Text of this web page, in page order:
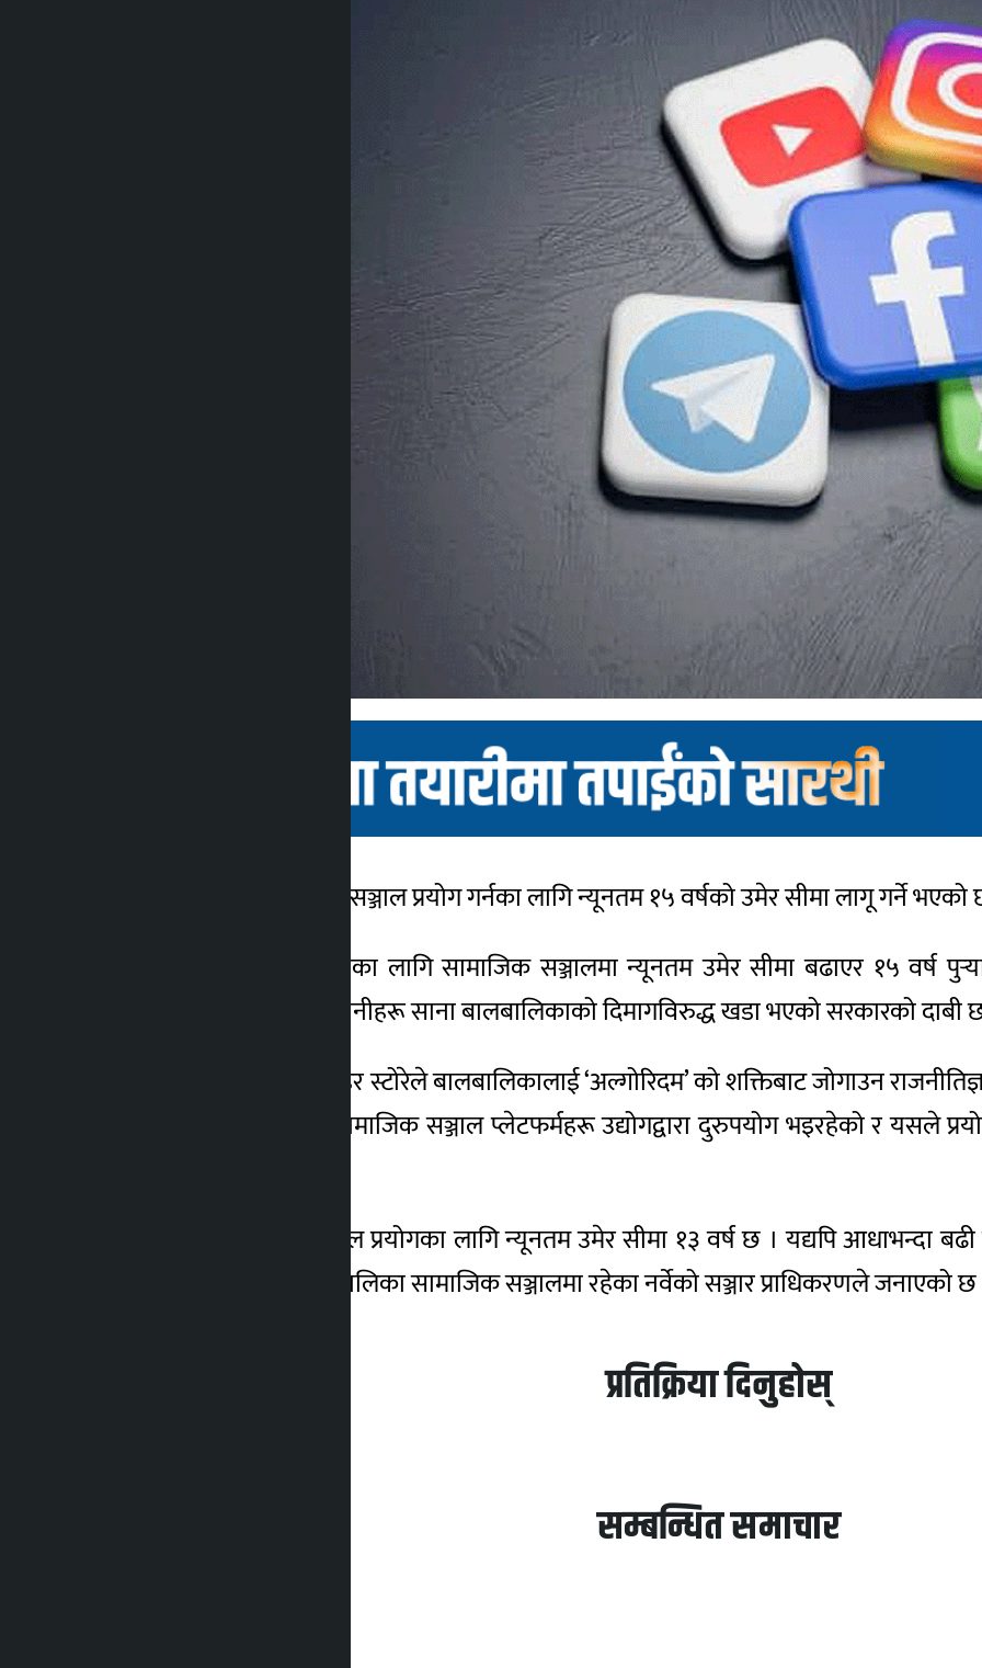
काठमाडौँ । नर्वेले सामाजिक सञ्जाल प्रयोग गर्नका लागि न्यूनतम १५ वर्षको उमेर सीमा लागू गर्ने
नर्वेले बालबालिकाको सुरक्षाका लागि सामाजिक सञ्जालमा न्यूनतम उमेर सीमा बढाएर १५ वर्ष
जनाएको छ । प्राविधिक कम्पनीहरू साना बालबालिकाको दिमागविरुद्ध खडा भएको सरकारको दाबी
नर्वेका प्रधानमन्त्री जोनास गहर स्टोरेले बालबालिकालाई ‘अल्गोरिदम’ को शक्तिबाट जोगाउन
छ । प्रधानमन्त्री जोनासले सामाजिक सञ्जाल प्लेटफर्महरू उद्योगद्वारा दुरुपयोग भइरहेको र यसले
नर्वेमा अहिले समाजिक सञ्जाल प्रयोगका लागि न्यूनतम उमेर सीमा १३ वर्ष छ । यद्यपि आधाभन्दा
७२ प्रतिशत ११ वर्षका बालबालिका सामाजिक सञ्जालमा रहेका नर्वेको सञ्जार प्राधिकरणले जनाएको
प्रतिक्रिया दिनुहोस्
सम्बन्धित समाचार